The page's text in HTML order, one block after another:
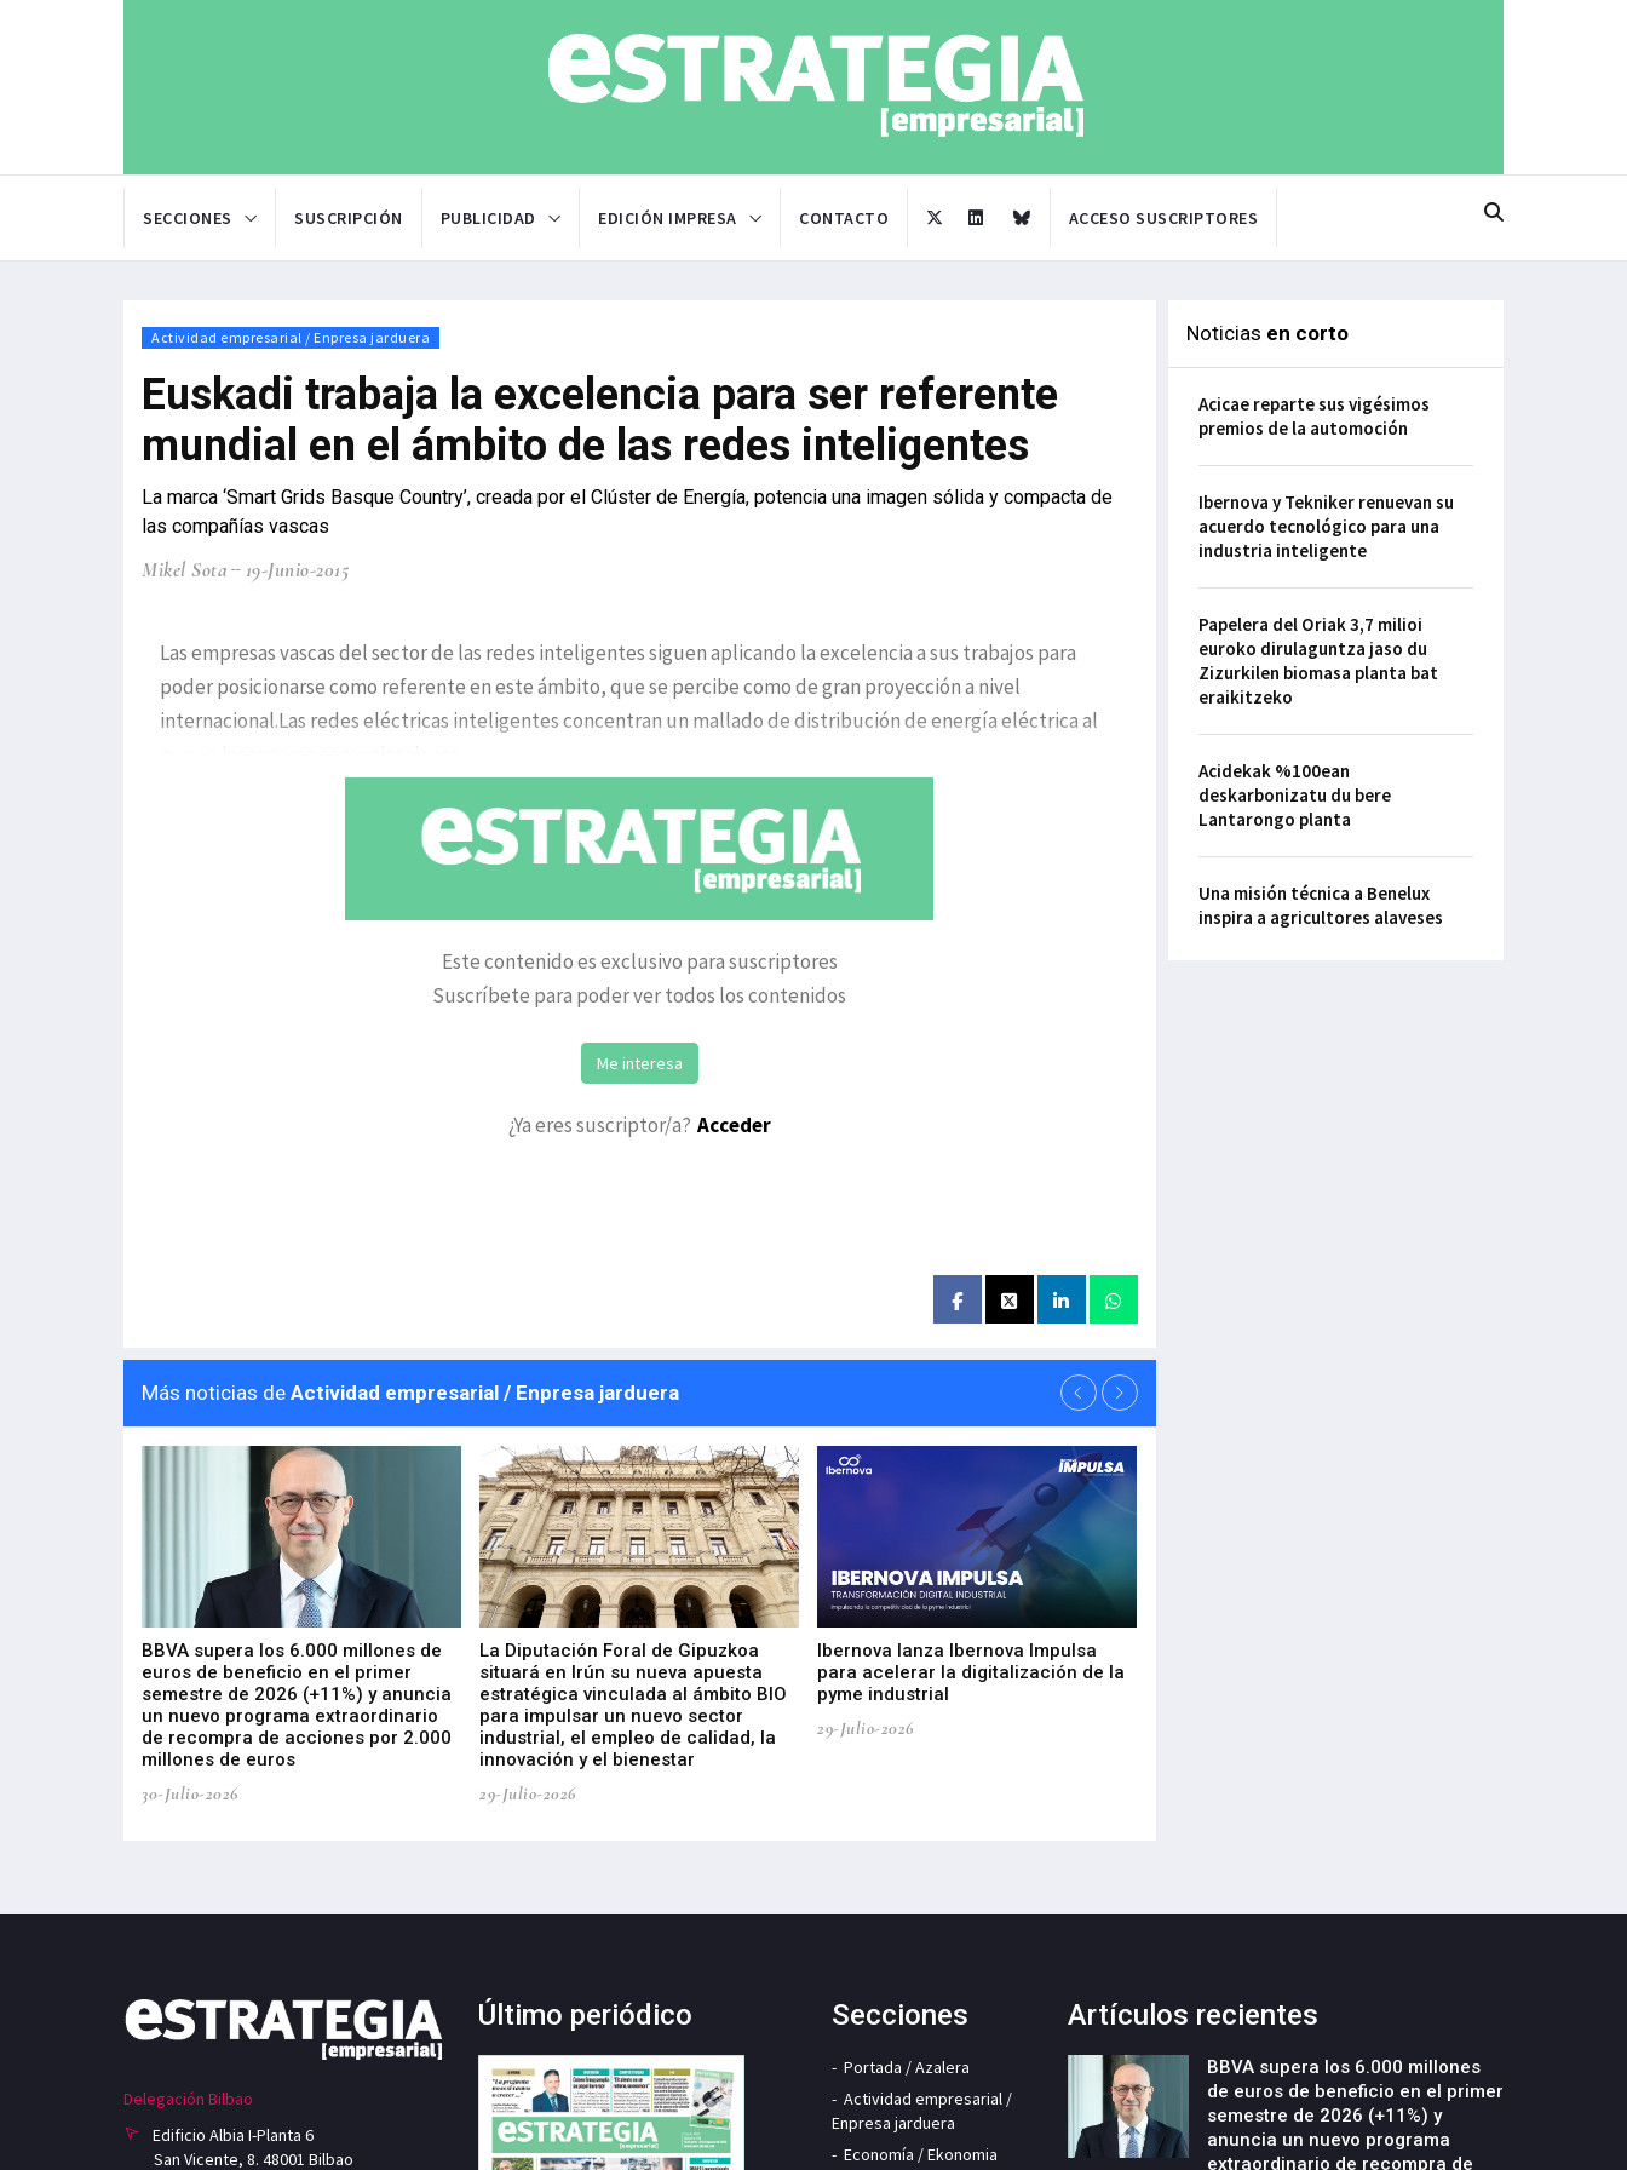
SECCIONES SUSCRIPCIÓN PUBLICIDAD EDICIÓN IMPRESA CONTACTO ACCESO SUSCRIPTORES
Actividad empresarial / Enpresa jarduera
Euskadi trabaja la excelencia para ser referente
mundial en el ámbito de las redes inteligentes
La marca ‘Smart Grids Basque Country’, creada por el Clúster de Energía, potencia una imagen sólida y compacta de
las compañías vascas
Mikel Sota 19-Junio-2015
Las empresas vascas del sector de las redes inteligentes siguen aplicando la excelencia a sus trabajos para
poder posicionarse como referente en este ámbito, que se percibe como de gran proyección a nivel
internacional.Las redes eléctricas inteligentes concentran un mallado de distribución de energía eléctrica al
Este contenido es exclusivo para suscriptores
Suscríbete para poder ver todos los contenidos
Me interesa
¿Ya eres suscriptor/a? Acceder
Más noticias de Actividad empresarial / Enpresa jarduera
BBVA supera los 6.000 millones de
euros de beneficio en el primer
semestre de 2026 (+11%) y anuncia
un nuevo programa extraordinario
de recompra de acciones por 2.000
millones de euros
30-Julio-2026
La Diputación Foral de Gipuzkoa
situará en Irún su nueva apuesta
estratégica vinculada al ámbito BIO
para impulsar un nuevo sector
industrial, el empleo de calidad, la
innovación y el bienestar
29-Julio-2026
Ibernova lanza Ibernova Impulsa
para acelerar la digitalización de la
pyme industrial
29-Julio-2026
Noticias en corto
Acicae reparte sus vigésimos
premios de la automoción
Ibernova y Tekniker renuevan su
acuerdo tecnológico para una
industria inteligente
Papelera del Oriak 3,7 milioi
euroko dirulaguntza jaso du
Zizurkilen biomasa planta bat
eraikitzeko
Acidekak %100ean
deskarbonizatu du bere
Lantarongo planta
Una misión técnica a Benelux
inspira a agricultores alaveses
Delegación Bilbao
Edificio Albia I-Planta 6
San Vicente, 8. 48001 Bilbao
Último periódico Secciones
Portada / Azalera
Actividad empresarial /
Enpresa jarduera
Economía / Ekonomia
Artículos recientes
BBVA supera los 6.000 millones
de euros de beneficio en el primer
semestre de 2026 (+11%) y
anuncia un nuevo programa
extraordinario de recompra de